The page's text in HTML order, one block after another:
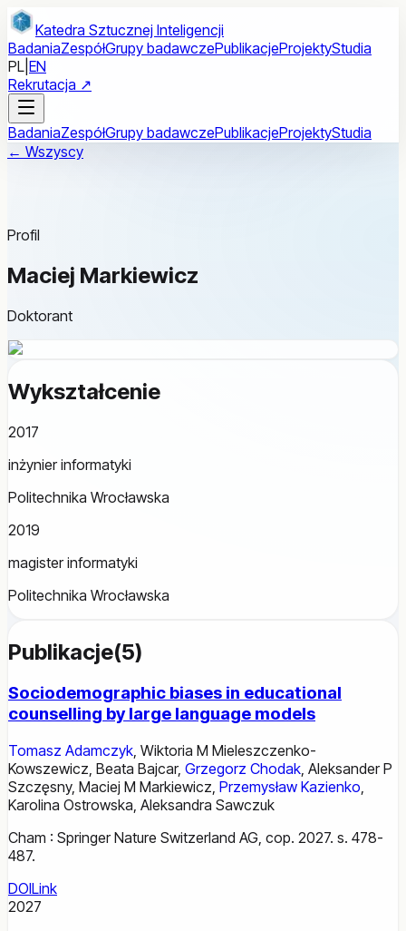
Przejdź do treści głównej
Katedra Sztucznej Inteligencji
BadaniaZespółGrupy badawczePublikacjeProjektyStudia
PL EN
Rekrutacja ↗
BadaniaZespółGrupy badawczePublikacjeProjektyStudia
← Wszyscy
Profil
Maciej Markiewicz
Doktorant
Wykształcenie
2017
inżynier informatyki
Politechnika Wrocławska
2019
magister informatyki
Politechnika Wrocławska
Publikacje(5)
Sociodemographic biases in educational
counselling by large language models
Tomasz Adamczyk, Wiktoria M Mieleszczenko-
Kowszewicz, Beata Bajcar, Grzegorz Chodak, Aleksander P
Szczęsny, Maciej M Markiewicz, Przemysław Kazienko,
Karolina Ostrowska, Aleksandra Sawczuk
Cham : Springer Nature Switzerland AG, cop. 2027. s. 478-
487.
DOILink
2027